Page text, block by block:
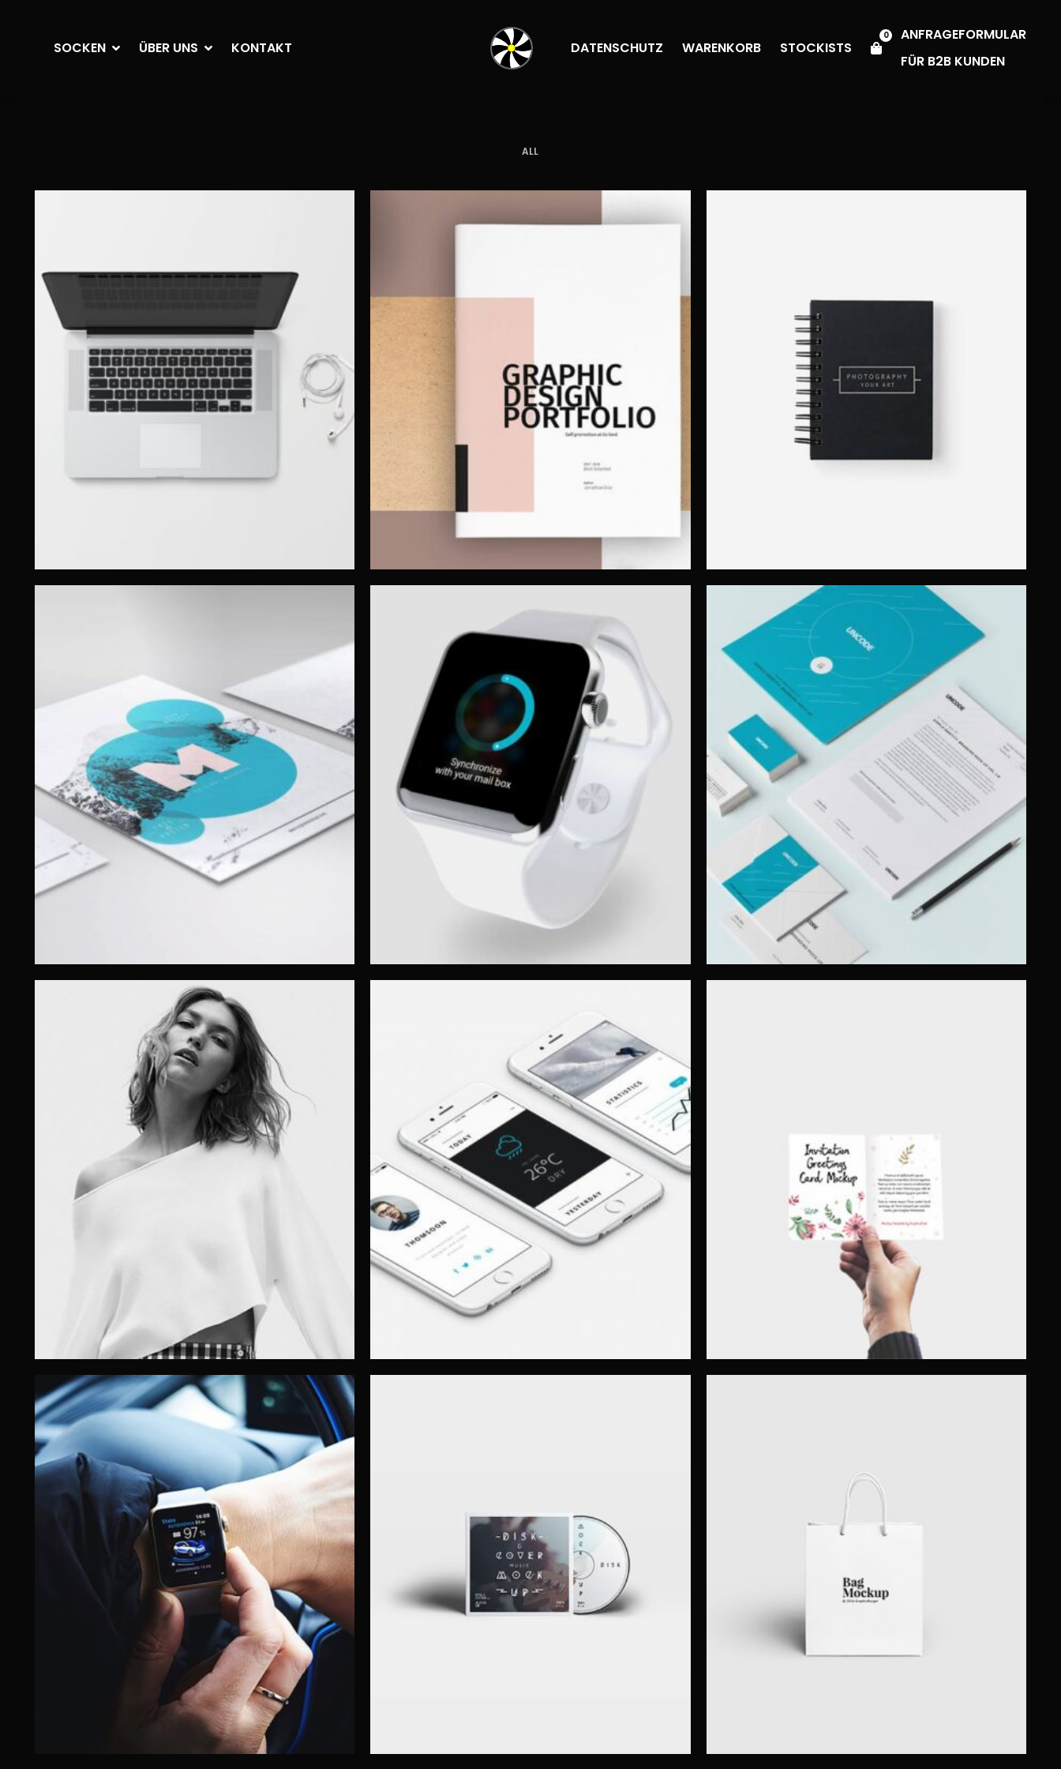
SOCKEN ÜBER UNS KONTAKT DATENSCHUTZ WARENKORB STOCKISTS
0
ANFRAGEFORMULAR
FÜR B2B KUNDEN
ALL